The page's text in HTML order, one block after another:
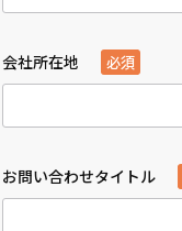
会社所在地 必須
お問い合わせタイトル